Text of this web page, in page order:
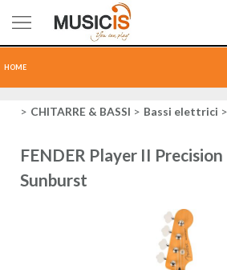
HOME
CHITARRE
TASTI
PERCUSSIONI
CHITARRE & BASSI Bassi elettrici
FENDER Player II
Sunburst